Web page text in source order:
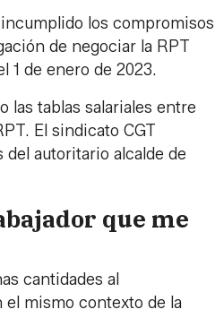
los compromisos
de negociar la RPT
1 de enero de 2023.
las tablas salariales entre
El sindicato CGT
autoritario alcalde de
que me
cantidades al
mismo contexto de la